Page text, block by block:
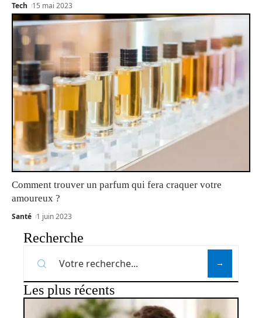
Tech 15 mai 2023
Comment trouver un parfum qui fera craquer votre
amoureux ?
Santé 1 juin 2023
Recherche
Les plus récents